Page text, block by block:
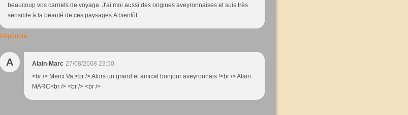
beaucoup vos carnets de voyage. J'ai moi aussi des origines aveyronnaises et suis très
sensible à la beauté de ces paysages.A bientôt.
Répondre
A Alain-Marc 27/08/2008 23:50
<br /> Merci Va,<br /> Alors un grand et amical bonjour aveyronnais !<br /> Alain
MARC<br /> <br /> <br />